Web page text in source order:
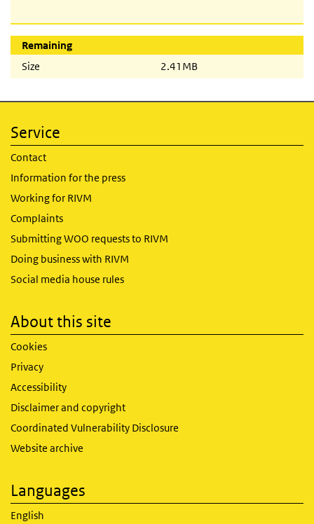
Remaining
Size
2.41MB
Service
Contact
Information for the press
Working for RIVM
Complaints
Submitting WOO requests to RIVM
Doing business with RIVM
Social media house rules
About this site
Cookies
Privacy
Accessibility
Disclaimer and copyright
Coordinated Vulnerability Disclosure
Website archive
Languages
English